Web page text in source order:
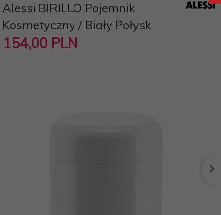
Alessi BIRILLO Pojemnik
Kosmetyczny / Biały Połysk
154,00 PLN